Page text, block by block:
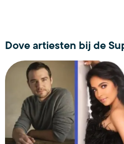
Dove artiesten bij de